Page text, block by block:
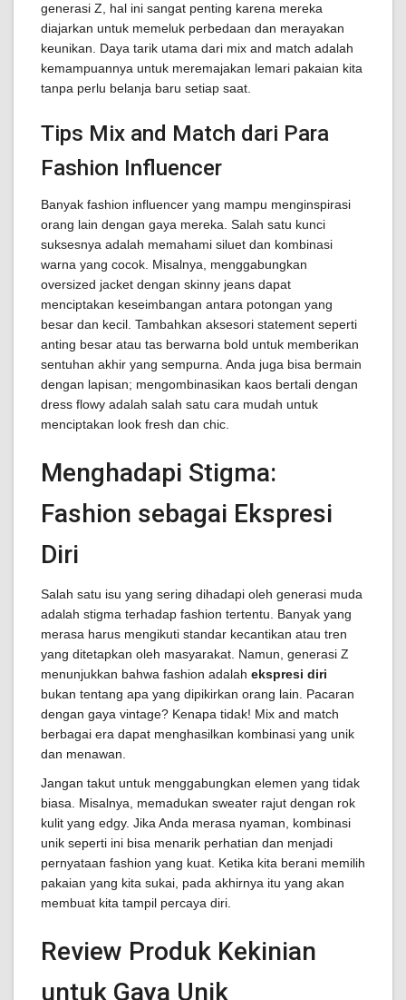
generasi Z, hal ini sangat penting karena mereka
diajarkan untuk memeluk perbedaan dan merayakan
keunikan. Daya tarik utama dari mix and match adalah
kemampuannya untuk meremajakan lemari pakaian kita
tanpa perlu belanja baru setiap saat.
Tips Mix and Match dari Para
Fashion Influencer
Banyak fashion influencer yang mampu menginspirasi
orang lain dengan gaya mereka. Salah satu kunci
suksesnya adalah memahami siluet dan kombinasi
warna yang cocok. Misalnya, menggabungkan
oversized jacket dengan skinny jeans dapat
menciptakan keseimbangan antara potongan yang
besar dan kecil. Tambahkan aksesori statement seperti
anting besar atau tas berwarna bold untuk memberikan
sentuhan akhir yang sempurna. Anda juga bisa bermain
dengan lapisan; mengombinasikan kaos bertali dengan
dress flowy adalah salah satu cara mudah untuk
menciptakan look fresh dan chic.
Menghadapi Stigma:
Fashion sebagai Ekspresi
Diri
Salah satu isu yang sering dihadapi oleh generasi muda
adalah stigma terhadap fashion tertentu. Banyak yang
merasa harus mengikuti standar kecantikan atau tren
yang ditetapkan oleh masyarakat. Namun, generasi Z
menunjukkan bahwa fashion adalah ekspresi diri
bukan tentang apa yang dipikirkan orang lain. Pacaran
dengan gaya vintage? Kenapa tidak! Mix and match
berbagai era dapat menghasilkan kombinasi yang unik
dan menawan.
Jangan takut untuk menggabungkan elemen yang tidak
biasa. Misalnya, memadukan sweater rajut dengan rok
kulit yang edgy. Jika Anda merasa nyaman, kombinasi
unik seperti ini bisa menarik perhatian dan menjadi
pernyataan fashion yang kuat. Ketika kita berani memilih
pakaian yang kita sukai, pada akhirnya itu yang akan
membuat kita tampil percaya diri.
Review Produk Kekinian
untuk Gaya Unik